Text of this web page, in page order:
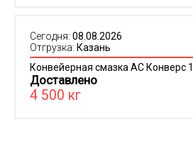
Сегодня: 08.08.2026
Отгрузка: Казань
Конвейерная смазка АС Конверс
Доставлено
4 500 кг